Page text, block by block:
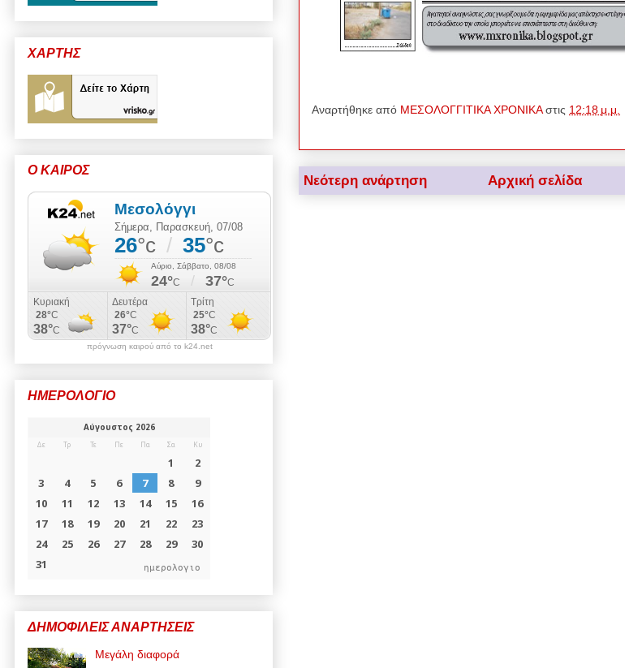
Αναρτήθηκε από ΜΕΣΟΛΟΓΓΙΤΙΚΑ ΧΡΟΝΙΚΑ στις 12:18 μ.μ.
Νεότερη ανάρτηση Αρχική σελίδα
ΧΑΡΤΗΣ
Ο ΚΑΙΡΟΣ
πρόγνωση καιρού από το k24.net
ΗΜΕΡΟΛΟΓΙΟ
ημερολογιο
ΔΗΜΟΦΙΛΕΙΣ ΑΝΑΡΤΗΣΕΙΣ
Μεγάλη διαφορά